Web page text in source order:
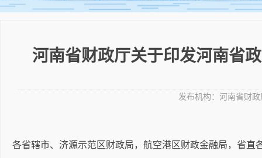
河南省财政厅关于印发河南省
发布机构： 河南省财
各省辖市、济源示范区财政局，航空港区财政金融局，省直